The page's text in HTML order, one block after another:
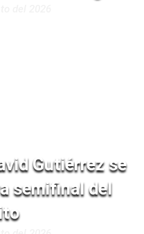
Gutiérrez se
semifinal del